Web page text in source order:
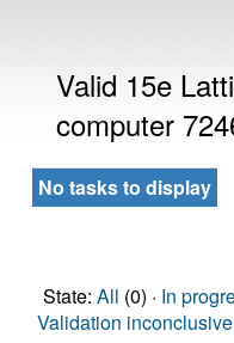
Valid 15e
computer
No tasks to display
State: All (0) · In
Validation inconclusive